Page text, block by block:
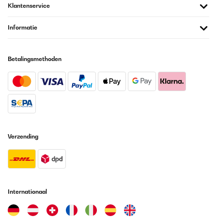
bassa... Soprattutto la notte... Perché è talmente potente che vi
Utente Amazon
Works fine, just wish the app had some litters production
statistics
leider undicht, was scheinbar vorkommen kann. Ich habe dann
bekommen, das Gerät zurückgeschickt und kostenlos ein
Neugerät erhalten. Auch dieses leistet sehr gute Arbeit. Sehr gute
Klantenservice
Informatie
Betalingsmethoden
Verzending
Internationaal